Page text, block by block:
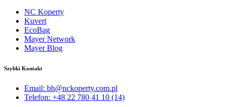
NC Koperty
Kuvert
EcoBag
Mayer Network
Mayer Blog
Szybki Kontakt
Email: bh@nckoperty.com.pl
Telefon: +48 22 780 41 10 (14)